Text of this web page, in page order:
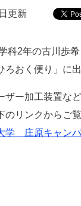
更新
科2年の古川歩
おく便り」に出
ー加工装置など
のリンクからご
学 庄原キャン